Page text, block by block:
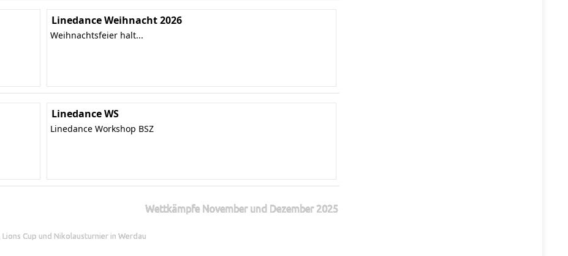
Linedance Weihnacht 2026
Weihnachtsfeier halt...
Linedance WS
Linedance Workshop BSZ
Wettkämpfe November und Dezember 2025
Cup und Nikolausturnier in Werdau